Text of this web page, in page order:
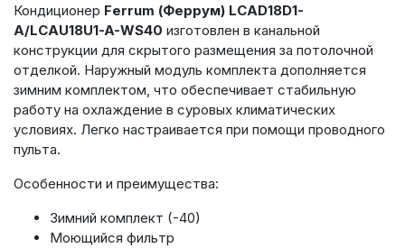
Кондиционер Ferrum (Феррум) LCAD18D1-
A/LCAU18U1-A-WS40 изготовлен в канальной
конструкции для скрытого размещения за потолочной
отделкой. Наружный модуль комплекта дополняется
зимним комплектом, что обеспечивает стабильную
работу на охлаждение в суровых климатических
условиях. Легко настраивается при помощи проводного
пульта.
Особенности и преимущества:
Зимний комплект (-40)
Моющийся фильтр